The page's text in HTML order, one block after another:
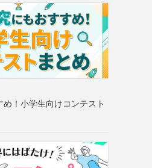
め！小学生向けコンテスト